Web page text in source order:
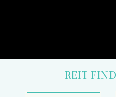
REIT FIND